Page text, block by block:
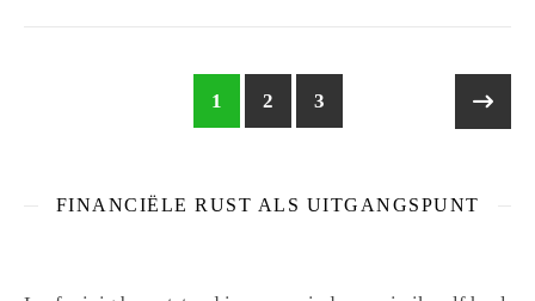
1 2 3
FINANCIËLE RUST ALS UITGANGSPUNT